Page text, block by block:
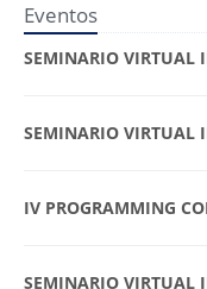
Eventos
SEMINARIO VIRTUAL
SEMINARIO VIRTUAL
IV PROGRAMMING
SEMINARIO VIRTUAL